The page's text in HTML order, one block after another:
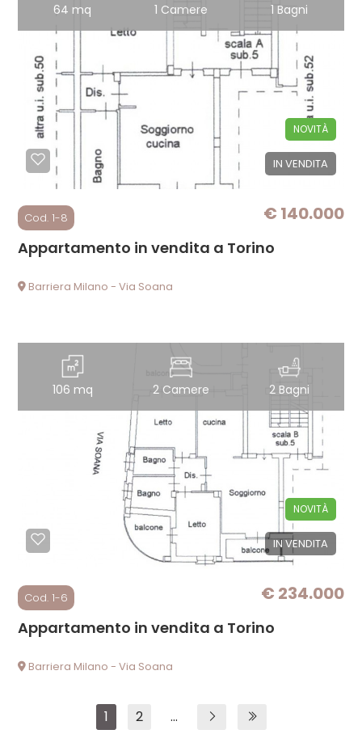
64 mq 1 Camere 1 Bagni
IN VENDITA
NOVITÀ
Cod. 1-8 € 140.000
Appartamento in vendita a Torino
Barriera Milano - Via Soana
106 mq 2 Camere 2 Bagni
IN VENDITA
NOVITÀ
Cod. 1-6 € 234.000
Appartamento in vendita a Torino
Barriera Milano - Via Soana
1 2 ...